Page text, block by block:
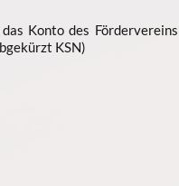
Konto des Fördervereins
KSN)